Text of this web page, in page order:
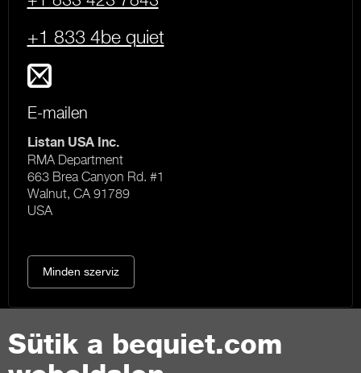
Sütik a bequiet.com
+1 833 4be quiet
E-mailen
Listan USA Inc.
RMA Department
663 Brea Canyon Rd. #1
Walnut, CA 91789
USA
Minden szerviz